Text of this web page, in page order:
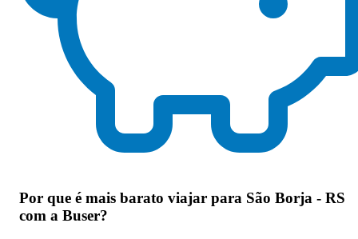
Por que é mais barato viajar para São Borja - RS
com a Buser?